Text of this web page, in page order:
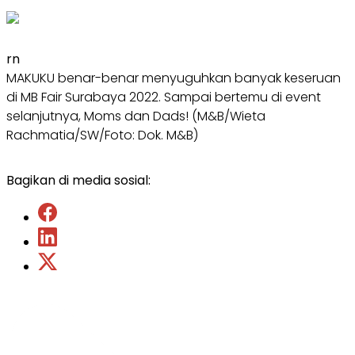
rn
MAKUKU benar-benar menyuguhkan banyak keseruan
di MB Fair Surabaya 2022. Sampai bertemu di event
selanjutnya, Moms dan Dads! (M&B/Wieta
Rachmatia/SW/Foto: Dok. M&B)
Bagikan di media sosial: